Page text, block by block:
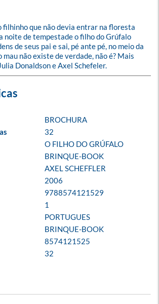
filhinho que não devia entrar na floresta
noite de tempestade o filho do Grúfalo
de seus pai e sai, pé ante pé, no meio da
mau não existe de verdade, não é? Mais
Donaldson e Axel Schefeler.
BROCHURA
32
O FILHO DO GRÚFALO
BRINQUE-BOOK
AXEL SCHEFFLER
2006
9788574121529
1
PORTUGUES
BRINQUE-BOOK
8574121525
32